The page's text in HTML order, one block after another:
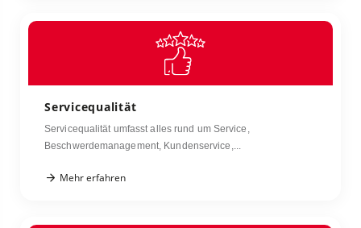
Servicequalität
Servicequalität umfasst alles rund um Service,
Beschwerdemanagement, Kundenservice,...
Mehr erfahren